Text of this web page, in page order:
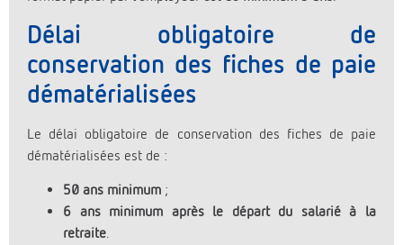
Délai obligatoire de
conservation des fiches de paie
dématérialisées
Le délai obligatoire de conservation des fiches de paie
dématérialisées est de :
50 ans minimum ;
6 ans minimum après le départ du salarié à la
retraite.